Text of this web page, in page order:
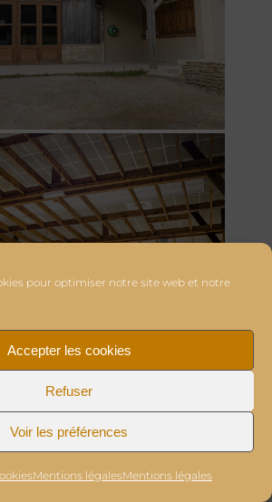
pour optimiser notre site web et notre
Accepter les cookies
Refuser
Voir les préférences
Mentions légalesMentions légales